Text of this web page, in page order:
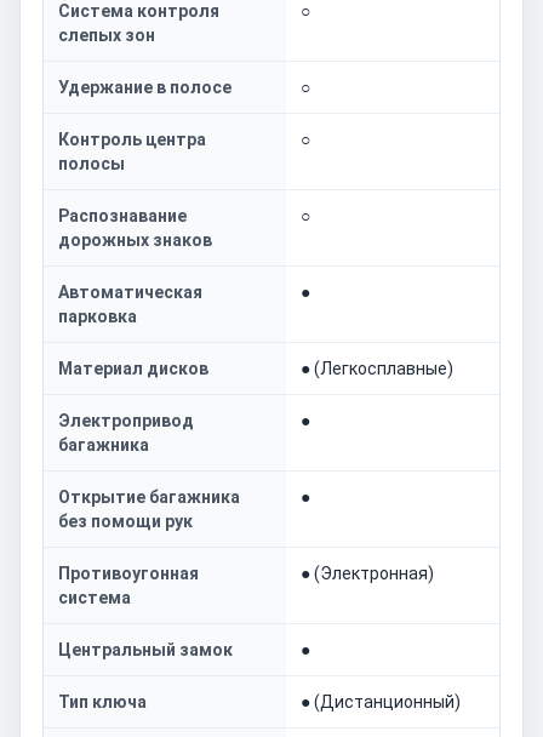
Система контроля
слепых зон
○
Удержание в полосе ○
Контроль центра
полосы
○
Распознавание
дорожных знаков
○
Автоматическая
парковка
●
Материал дисков ● (Легкосплавные)
Электропривод
багажника
●
Открытие багажника
без помощи рук
●
Противоугонная
система
● (Электронная)
Центральный замок ●
Тип ключа ● (Дистанционный)